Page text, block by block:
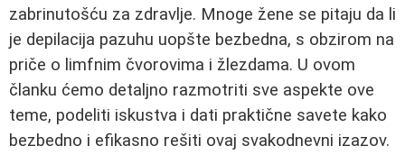
zabrinutošću za zdravlje. Mnoge žene se pitaju da li
je depilacija pazuhu uopšte bezbedna, s obzirom na
priče o limfnim čvorovima i žlezdama. U ovom
članku ćemo detaljno razmotriti sve aspekte ove
teme, podeliti iskustva i dati praktične savete kako
bezbedno i efikasno rešiti ovaj svakodnevni izazov.